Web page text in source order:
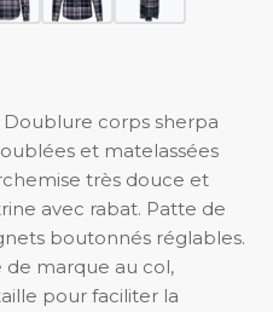
Doublure corps sherpa
et matelassées
très douce et
avec rabat. Patte de
boutonnés réglables.
de marque au col,
pour faciliter la